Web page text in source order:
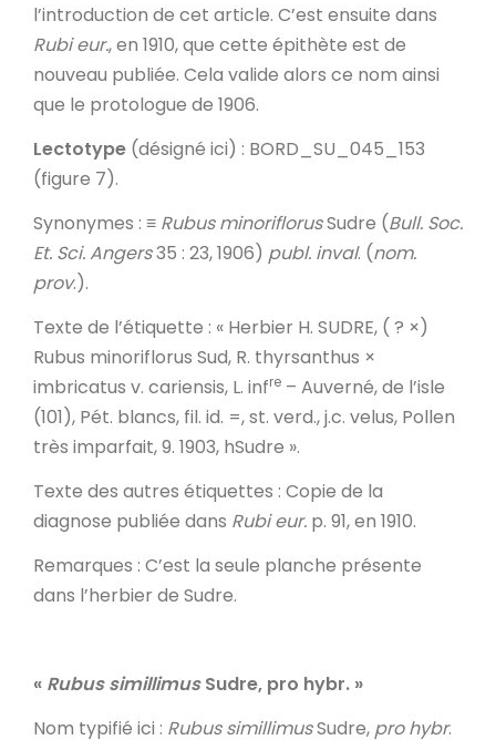
l’introduction de cet article. C’est ensuite dans
Rubi eur., en 1910, que cette épithète est de
nouveau publiée. Cela valide alors ce nom ainsi
que le protologue de 1906.
Lectotype (désigné ici) : BORD_SU_045_153
(figure 7).
Synonymes : ≡ Rubus minoriflorusSudre (Bull. Soc.
Et. Sci. Angers35 : 23, 1906) publ. inval. (nom.
prov.).
Texte de l’étiquette : « Herbier H. SUDRE, ( ? ×)
Rubus minoriflorus Sud, R. thyrsanthus ×
imbricatus v. cariensis, L. infre – Auverné, de l’isle
(101), Pét. blancs, fil. id. =, st. verd., j.c. velus, Pollen
très imparfait, 9. 1903, hSudre ».
Texte des autres étiquettes : Copie de la
diagnose publiée dans Rubi eur. p. 91, en 1910.
Remarques : C’est la seule planche présente
dans l’herbier de Sudre.
« Rubus simillimusSudre, pro hybr. »
Nom typifié ici : Rubus simillimusSudre, pro hybr.